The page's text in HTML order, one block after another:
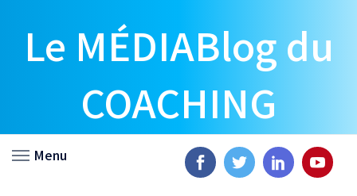
Le MÉDIABlog du
COACHING
Menu